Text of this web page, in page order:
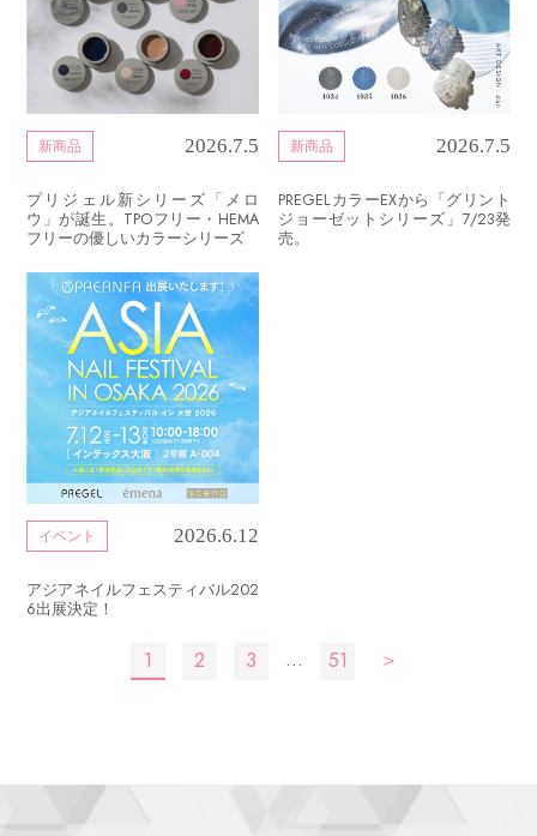
新商品 2026.7.5
プリジェル新シリーズ「メロ
ウ」が誕生。TPOフリー・HEMA
フリーの優しいカラーシリーズ
新商品 2026.7.5
PREGELカラーEXから「グリント
ジョーゼットシリーズ」7/23発
売。
イベント 2026.6.12
アジアネイルフェスティバル202
6出展決定！
ー
1 2 3 … 51 ＞